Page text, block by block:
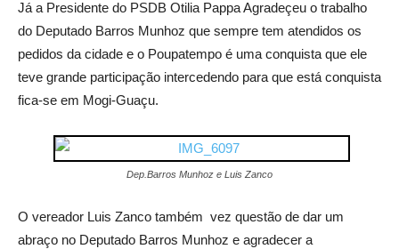
Já a Presidente do PSDB Otilia Pappa Agradeçeu o trabalho
do Deputado Barros Munhoz que sempre tem atendidos os
pedidos da cidade e o Poupatempo é uma conquista que ele
teve grande participação intercedendo para que está conquista
fica-se em Mogi-Guaçu.
Dep.Barros Munhoz e Luis Zanco
O vereador Luis Zanco também vez questão de dar um
abraço no Deputado Barros Munhoz e agradecer a